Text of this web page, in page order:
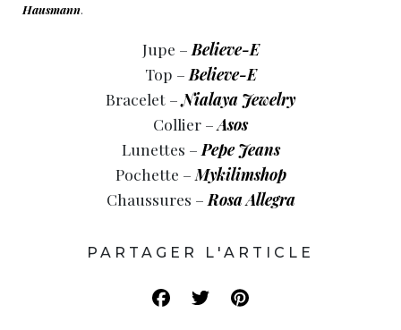
Hausmann.
Jupe – Believe-E
Top – Believe-E
Bracelet –Nialaya Jewelry
Collier –Asos
Lunettes – Pepe Jeans
Pochette – Mykilimshop
Chaussures – Rosa Allegra
PARTAGER L'ARTICLE